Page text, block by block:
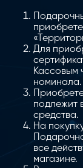
Для
Кассовым
номинала.
подлежит
средства.
На
все
магазине.